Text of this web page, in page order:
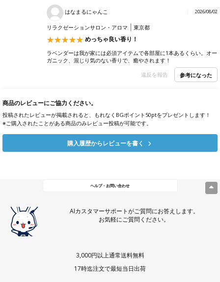
はなまるにゃんこ 2026/08/02
リラクゼーションサロン・アロマ 東京都
めっちゃ良い香り！
ラベンダーは我が家には必須アイテムで各部屋に1本あるくらい。オー
ガニック、混じり気のない香りで、癒やされます！
違反を報告
参考になった
商品のレビューにご協力ください。
投稿されたレビューが掲載されると、もれなくBGポイント50ptをプレゼントします！
※ご購入されたことがある商品のみレビュー投稿が可能です。
購入履歴からレビューを書く
ヘルプ・お問い合わせ
AIカスタマーサポートがご質問にお答えします。
お気軽にご質問ください。
3,000円以上通常送料無料
17時迄注文で最短当日出荷